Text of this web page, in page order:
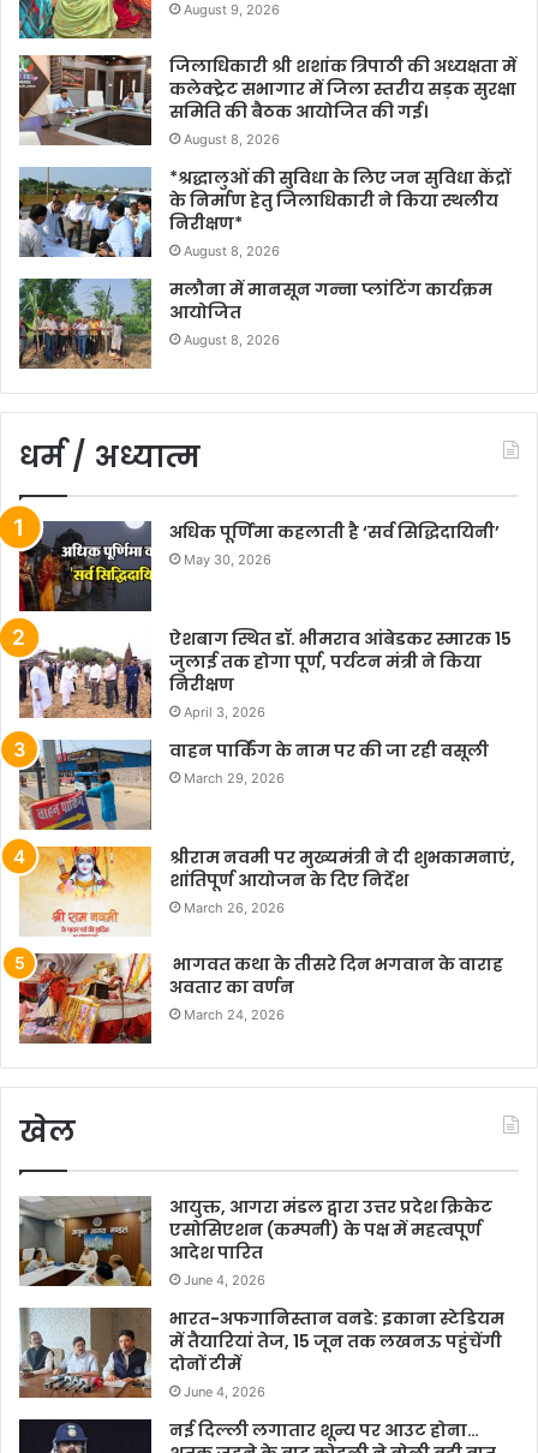
August 9, 2026
जिलाधिकारी श्री शशांक त्रिपाठी की अध्यक्षता में
कलेक्ट्रेट सभागार में जिला स्तरीय सड़क सुरक्षा
समिति की बैठक आयोजित की गई।
August 8, 2026
*श्रद्धालुओं की सुविधा के लिए जन सुविधा केंद्रों
के निर्माण हेतु जिलाधिकारी ने किया स्थलीय
निरीक्षण*
August 8, 2026
मलौना में मानसून गन्ना प्लांटिंग कार्यक्रम
आयोजित
August 8, 2026
धर्म / अध्यात्म
अधिक पूर्णिमा कहलाती है ‘सर्व सिद्धिदायिनी’
May 30, 2026
ऐशबाग स्थित डॉ. भीमराव आंबेडकर स्मारक 15
जुलाई तक होगा पूर्ण, पर्यटन मंत्री ने किया
निरीक्षण
April 3, 2026
वाहन पार्किंग के नाम पर की जा रही वसूली
March 29, 2026
श्रीराम नवमी पर मुख्यमंत्री ने दी शुभकामनाएं,
शांतिपूर्ण आयोजन के दिए निर्देश
March 26, 2026
भागवत कथा के तीसरे दिन भगवान के वाराह
अवतार का वर्णन
March 24, 2026
खेल
आयुक्त, आगरा मंडल द्वारा उत्तर प्रदेश क्रिकेट
एसोसिएशन (कम्पनी) के पक्ष में महत्वपूर्ण
आदेश पारित
June 4, 2026
भारत-अफगानिस्तान वनडे: इकाना स्टेडियम
में तैयारियां तेज, 15 जून तक लखनऊ पहुंचेंगी
दोनों टीमें
June 4, 2026
नई दिल्ली लगातार शून्य पर आउट होना…